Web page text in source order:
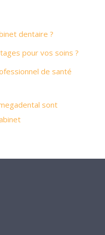
dentaire ?
pour vos soins ?
de santé
sont